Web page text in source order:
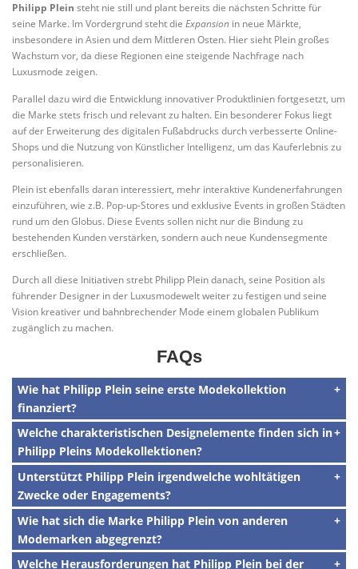
Philipp Plein steht nie still und plant bereits die nächsten Schritte für
seine Marke. Im Vordergrund steht die Expansion in neue Märkte,
insbesondere in Asien und dem Mittleren Osten. Hier sieht Plein großes
Wachstum vor, da diese Regionen eine steigende Nachfrage nach
Luxusmode zeigen.
Parallel dazu wird die Entwicklung innovativer Produktlinien fortgesetzt, um
die Marke stets frisch und relevant zu halten. Ein besonderer Fokus liegt
auf der Erweiterung des digitalen Fußabdrucks durch verbesserte Online-
Shops und die Nutzung von Künstlicher Intelligenz, um das Kauferlebnis zu
personalisieren.
Plein ist ebenfalls daran interessiert, mehr interaktive Kundenerfahrungen
einzuführen, wie z.B. Pop-up-Stores und exklusive Events in großen Städten
rund um den Globus. Diese Events sollen nicht nur die Bindung zu
bestehenden Kunden verstärken, sondern auch neue Kundensegmente
erschließen.
Durch all diese Initiativen strebt Philipp Plein danach, seine Position als
führender Designer in der Luxusmodewelt weiter zu festigen und seine
Vision kreativer und bahnbrechender Mode einem globalen Publikum
zugänglich zu machen.
FAQs
Wie hat Philipp Plein seine erste Modekollektion
finanziert?
Welche charakteristischen Designelemente finden sich in
Philipp Pleins Modekollektionen?
Unterstützt Philipp Plein irgendwelche wohltätigen
Zwecke oder Engagements?
Wie hat sich die Marke Philipp Plein von anderen
Modemarken abgegrenzt?
Welche Herausforderungen hat Philipp Plein bei der